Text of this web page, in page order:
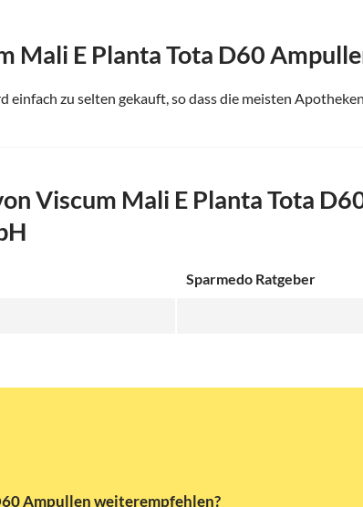
Mali E Planta Tota D60
einfach zu selten gekauft, so dass die meisten
Viscum Mali E Planta Tota
Sparmedo Ratgeber
Ampullen weiterempfehlen?